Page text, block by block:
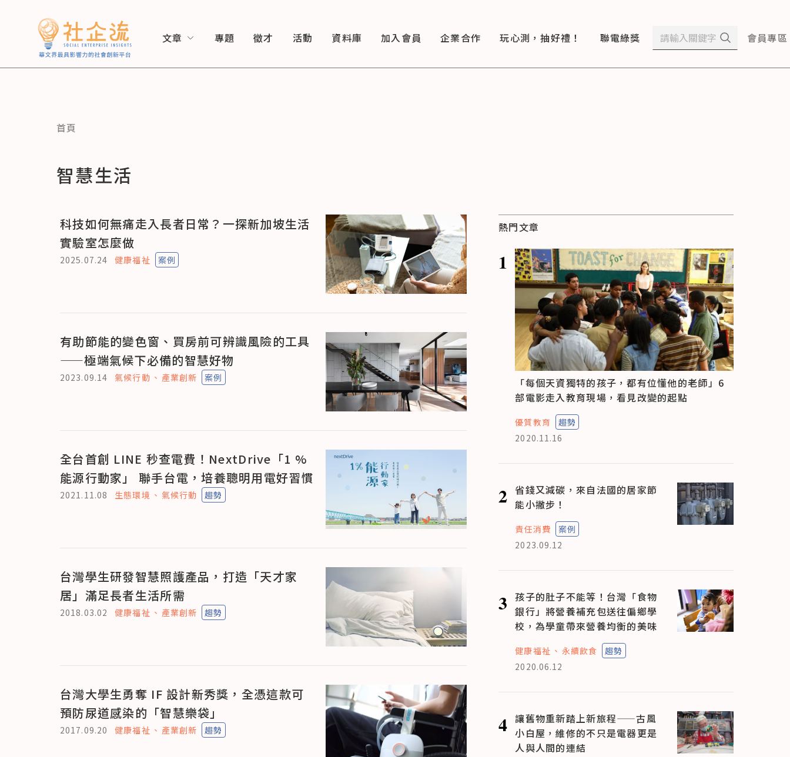
文章 專題 徵才 活動 資料庫 加入會員 企業合作 玩心測，抽好禮！ 聯電綠獎 會員專區
首頁
智慧生活
科技如何無痛走入長者日常？一探新加坡生活
實驗室怎麼做
2025.07.24 健康福祉 案例
有助節能的變色窗、買房前可辨識風險的工具
——極端氣候下必備的智慧好物
2023.09.14 氣候行動 產業創新 案例
全台首創 LINE 秒查電費！NextDrive「1 %
能源行動家」 聯手台電，培養聰明用電好習慣
2021.11.08 生態環境 氣候行動 趨勢
台灣學生研發智慧照護產品，打造「天才家
居」滿足長者生活所需
2018.03.02 健康福祉 產業創新 趨勢
台灣大學生勇奪 IF 設計新秀獎，全憑這款可
預防尿道感染的「智慧樂袋」
2017.09.20 健康福祉 產業創新 趨勢
熱門文章
1
「每個天資獨特的孩子，都有位懂他的老師」6
部電影走入教育現場，看見改變的起點
優質教育
趨勢
2020.11.16
2 省錢又減碳，來自法國的居家節
能小撇步！
責任消費
案例
2023.09.12
3 孩子的肚子不能等！台灣「食物
銀行」將營養補充包送往偏鄉學
校，為學童帶來營養均衡的美味
健康福祉 永續飲食
趨勢
2020.06.12
4 讓舊物重新踏上新旅程——古風
小白屋，維修的不只是電器更是
人與人間的連結